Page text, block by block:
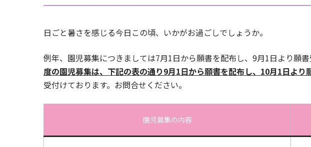
日ごと暑さを感じる今日この頃、いかがお過ごしでしょうか。
例年、園児募集につきましては7月1日から願書を配布し、9月1日より願
度の園児募集は、下記の表の通り9月1日から願書を配布し、10月1日より
受付けております。お問合せください。
園児募集の内容